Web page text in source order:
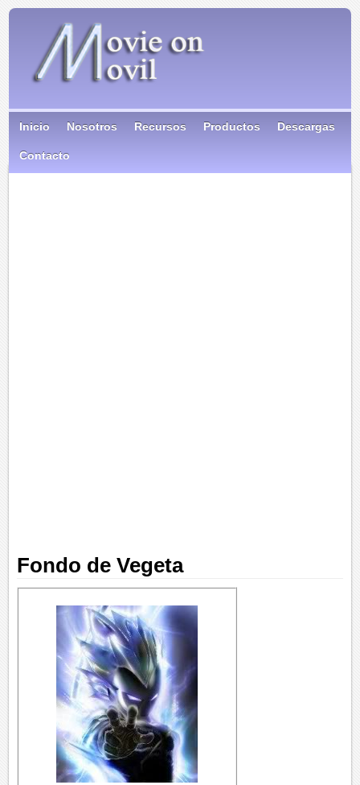
Inicio Nosotros Recursos Productos Descargas
Contacto
Fondo de Vegeta